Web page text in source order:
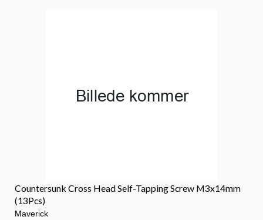
Countersunk Cross Head Self-Tapping Screw M3x14mm
(13Pcs)
Maverick